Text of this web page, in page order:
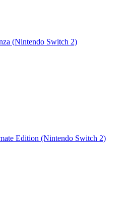
(Nintendo Switch 2)
Edition (Nintendo Switch 2)